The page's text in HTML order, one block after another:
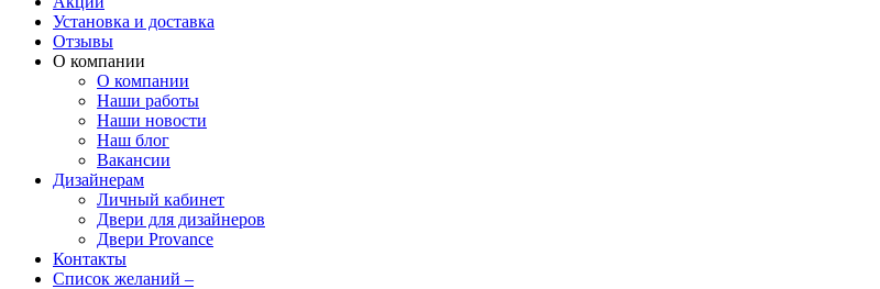
Установка и доставка
Отзывы
О компании
О компании
Наши работы
Наши новости
Наш блог
Вакансии
Дизайнерам
Личный кабинет
Двери для дизайнеров
Двери Provance
Контакты
Список желаний –